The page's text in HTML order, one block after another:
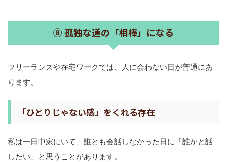
⑧ 孤独な道の「相棒」になる
フリーランスや在宅ワークでは、人に会わない日が普通にあ
ります。
「ひとりじゃない感」をくれる存在
私は一日中家にいて、誰とも会話しなかった日に「誰かと話
したい」と思うことがあります。